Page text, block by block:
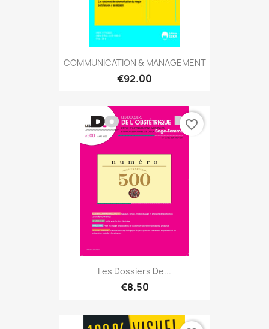
COMMUNICATION & MANAGEMENT
€92.00
Les Dossiers De...
€8.50
favorite_border